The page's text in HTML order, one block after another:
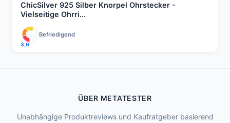
ChicSilver 925 Silber Knorpel Ohrstecker -
Vielseitige Ohrri...
3,6
Befriedigend
ÜBER METATESTER
Unabhängige Produktreviews und Kaufratgeber basierend